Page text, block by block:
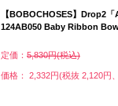
【BOBOCHOSES】Drop2「
124AB050 Baby Ribbon
定価： 5,830円(税込)
価格： 2,332円(税抜 2,120円